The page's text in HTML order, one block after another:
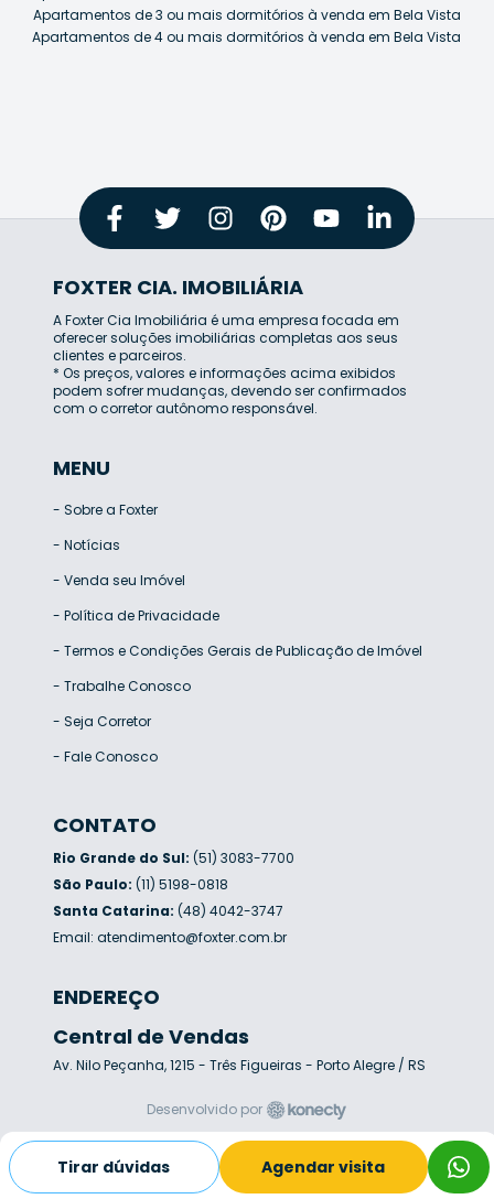
Tirar dúvidas Agendar visita
Apartamentos de 3 ou mais dormitórios à venda em Bela Vista
Apartamentos de 4 ou mais dormitórios à venda em Bela Vista
FOXTER CIA. IMOBILIÁRIA
A Foxter Cia Imobiliária é uma empresa focada em
oferecer soluções imobiliárias completas aos seus
clientes e parceiros.
* Os preços, valores e informações acima exibidos
podem sofrer mudanças, devendo ser confirmados
com o corretor autônomo responsável.
MENU
- Sobre a Foxter
- Notícias
- Venda seu Imóvel
- Política de Privacidade
- Termos e Condições Gerais de Publicação de Imóvel
- Trabalhe Conosco
- Seja Corretor
- Fale Conosco
CONTATO
Rio Grande do Sul: (51) 3083-7700
São Paulo: (11) 5198-0818
Santa Catarina: (48) 4042-3747
Email: atendimento@foxter.com.br
ENDEREÇO
Central de Vendas
Av. Nilo Peçanha, 1215 - Três Figueiras - Porto Alegre / RS
Desenvolvido por